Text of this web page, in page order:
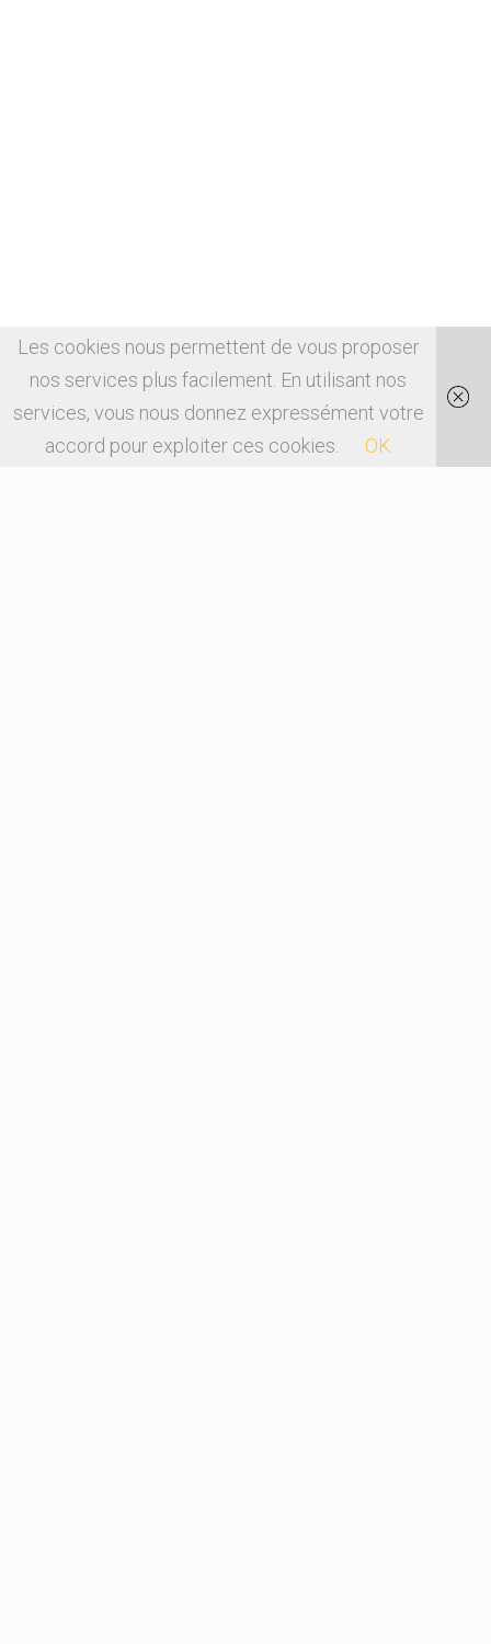
Les cookies nous permettent de vous proposer
nos services plus facilement. En utilisant nos
services, vous nous donnez expressément votre
accord pour exploiter ces cookies.
OK